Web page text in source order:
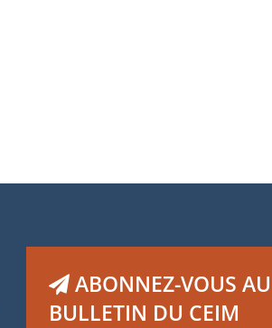
ABONNEZ-VOUS AU
BULLETIN DU CEIM